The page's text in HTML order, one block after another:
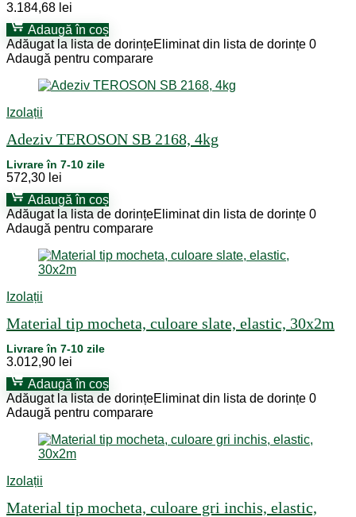
3.184,68 lei
Adaugă în coș
Adăugat la lista de dorințeEliminat din lista de dorințe 0
Adaugă pentru comparare
Izolații
Adeziv TEROSON SB 2168, 4kg
Livrare în 7-10 zile
572,30 lei
Adaugă în coș
Adăugat la lista de dorințeEliminat din lista de dorințe 0
Adaugă pentru comparare
Izolații
Material tip mocheta, culoare slate, elastic, 30x2m
Livrare în 7-10 zile
3.012,90 lei
Adaugă în coș
Adăugat la lista de dorințeEliminat din lista de dorințe 0
Adaugă pentru comparare
Izolații
Material tip mocheta, culoare gri inchis, elastic,